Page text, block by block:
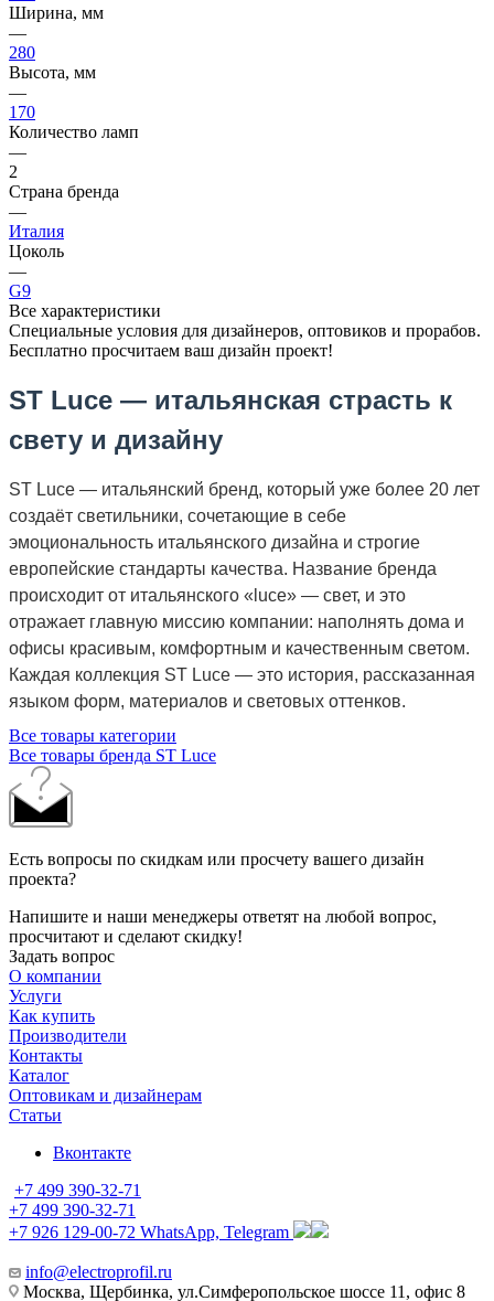
Ширина, мм
—
280
Высота, мм
—
170
Количество ламп
—
2
Страна бренда
—
Италия
Цоколь
—
G9
Все характеристики
Специальные условия для дизайнеров, оптовиков и прорабов.
Бесплатно просчитаем ваш дизайн проект!
ST Luce — итальянская страсть к
свету и дизайну
ST Luce — итальянский бренд, который уже более 20 лет
создаёт светильники, сочетающие в себе
эмоциональность итальянского дизайна и строгие
европейские стандарты качества. Название бренда
происходит от итальянского «luce» — свет, и это
отражает главную миссию компании: наполнять дома и
офисы красивым, комфортным и качественным светом.
Каждая коллекция ST Luce — это история, рассказанная
языком форм, материалов и световых оттенков.
Все товары категории
Все товары бренда ST Luce
Есть вопросы по скидкам или просчету вашего дизайн
проекта?
Напишите и наши менеджеры ответят на любой вопрос,
просчитают и сделают скидку!
Задать вопрос
О компании
Услуги
Как купить
Производители
Контакты
Каталог
Оптовикам и дизайнерам
Статьи
Вконтакте
+7 499 390-32-71
+7 499 390-32-71
+7 926 129-00-72 WhatsApp, Telegram
info@electroprofil.ru
Москва, Щербинка, ул.Симферопольское шоссе 11, офис 8